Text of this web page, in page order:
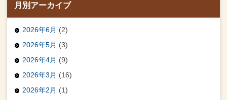
月別アーカイブ
2026年6月 (2)
2026年5月 (3)
2026年4月 (9)
2026年3月 (16)
2026年2月 (1)